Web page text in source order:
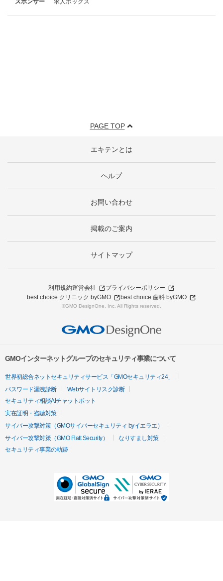
PAGE TOP
エキテンとは
ヘルプ
お問い合わせ
掲載のご案内
サイトマップ
利用規約運営会社
プライバシーポリシー
best choice クリニック byGMO
best choice 歯科 byGMO
©GMO DesignOne, Inc. All Rights reserved.
GMOインターネットグループのセキュリティ事業について
世界初総合ネットセキュリティサービス「GMOセキュリティ24」
パスワード漏洩診断
Webサイトリスク診断
セキュリティ相談AIチャットボット
実在証明・盗聴対策
サイバー攻撃対策（GMOサイバーセキュリティ byイエラエ）
サイバー攻撃対策（GMO Flatt Security）
なりすまし対策
セキュリティ事業の軌跡